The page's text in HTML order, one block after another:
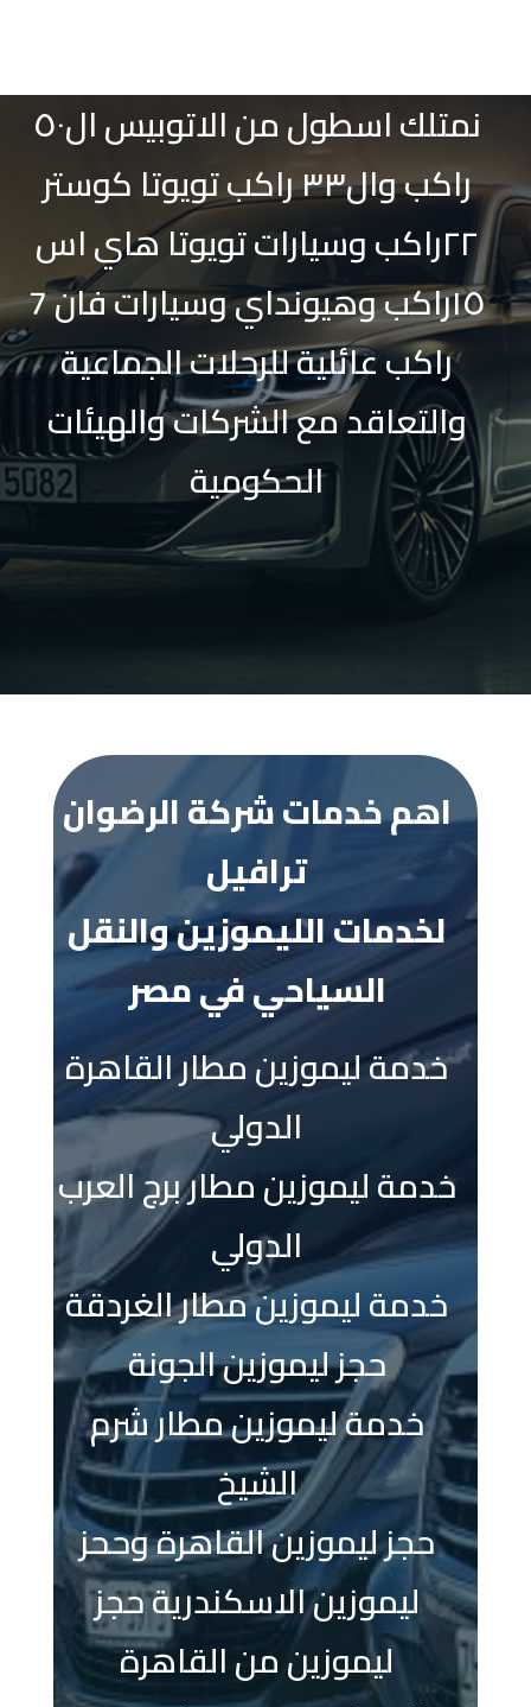
نمتلك اسطول من الاتوبيس ال٥٠
راكب وال٣٣ راكب تويوتا كوستر
٢٢راكب وسيارات تويوتا هاي اس
١٥راكب وهيونداي وسيارات فان 7
راكب عائلية للرحلات الجماعية
والتعاقد مع الشركات والهيئات
الحكومية
اهم خدمات شركة الرضوان
ترافيل
لخدمات الليموزين والنقل
السياحي في مصر
خدمة ليموزين مطار القاهرة
الدولي
خدمة ليموزين مطار برج العرب
الدولي
خدمة ليموزين مطار الغردقة
حجز ليموزين الجونة
خدمة ليموزين مطار شرم
الشيخ
حجز ليموزين القاهرة وححز
ليموزين الاسكندرية حجز
ليموزين من القاهرة